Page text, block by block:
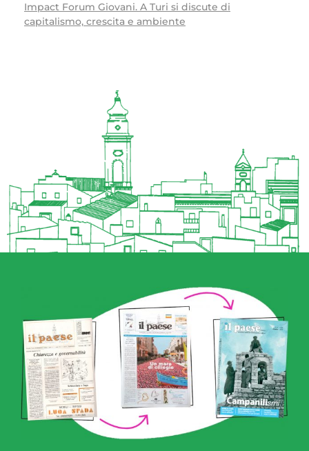
Impact Forum Giovani. A Turi si discute di
capitalismo, crescita e ambiente